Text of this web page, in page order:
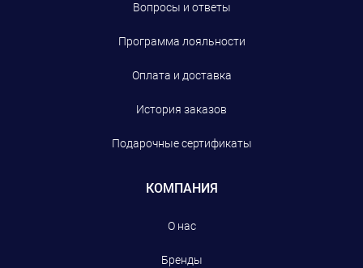
Вопросы и ответы
Программа лояльности
Оплата и доставка
История заказов
Подарочные сертификаты
КОМПАНИЯ
О нас
Бренды